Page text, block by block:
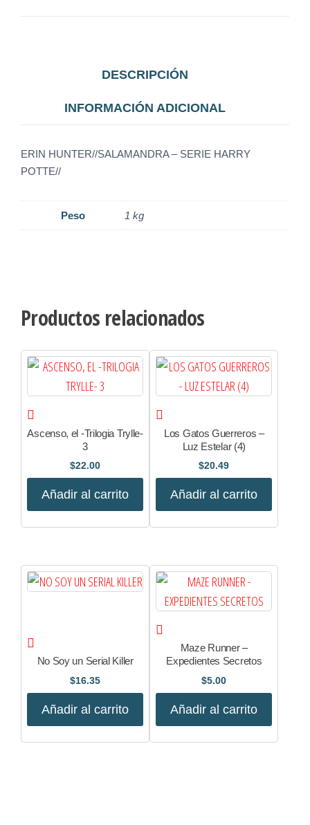
DESCRIPCIÓN
INFORMACIÓN ADICIONAL
ERIN HUNTER//SALAMANDRA – SERIE HARRY
POTTE//
Peso 1 kg
Productos relacionados
Ascenso, el -Trilogia Trylle-
3
$22.00
Añadir al carrito
Los Gatos Guerreros –
Luz Estelar (4)
$20.49
Añadir al carrito
No Soy un Serial Killer
$16.35
Añadir al carrito
Maze Runner –
Expedientes Secretos
$5.00
Añadir al carrito